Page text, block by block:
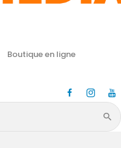
Boutique en ligne
ligne